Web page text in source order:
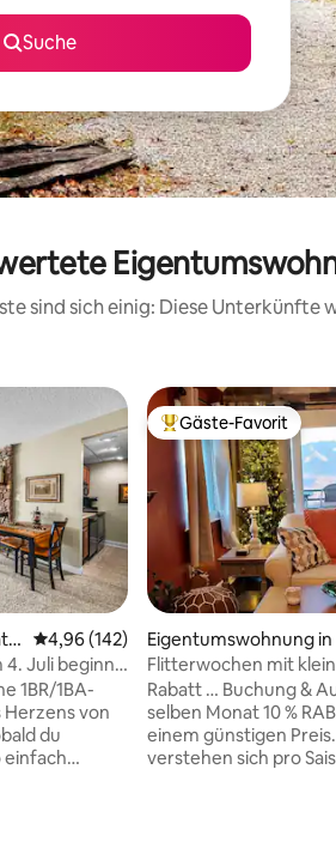
Suche
sind sich einig: Diese
Durchschnittliche Bewertung: 4,96
4,96 (142)
4. Juli beginnt
1BR/1BA-
Herzens von
du
einfach
Beliebter Gäste-
Gäste-Favorit
Eigentumswohnung in
burg
Flitterwochen mit
für eine Million Dollar!
Rabatt … Buchung &
selben Monat 10 %
einem günstigen Preis. Die Preise
verstehen sich pro Saison!!